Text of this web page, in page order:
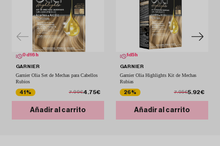
0 d 16 h
GARNIER
Garnier Olia Set de Mechas para Cabellos
Rubios
41%
7.99€4.75€
Añadir al carrito
1 d 5 h
GARNIER
Garnier Olia Highlights Kit de Mechas
Rubias
26%
7.95€5.92€
Añadir al carrito